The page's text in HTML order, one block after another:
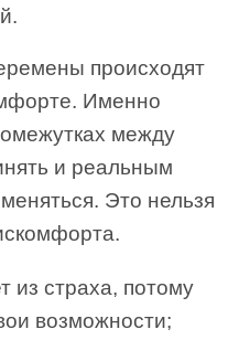
происходят
Именно
между
и реальным
Это нельзя
из страха, потому
возможности;